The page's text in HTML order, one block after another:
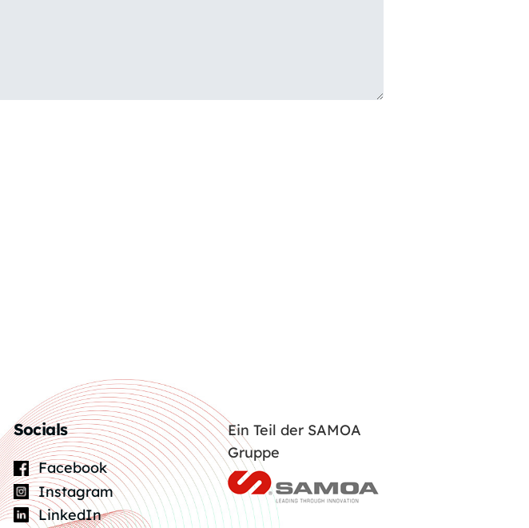
Socials
Facebook
Instagram
LinkedIn
Ein Teil der SAMOA
Gruppe